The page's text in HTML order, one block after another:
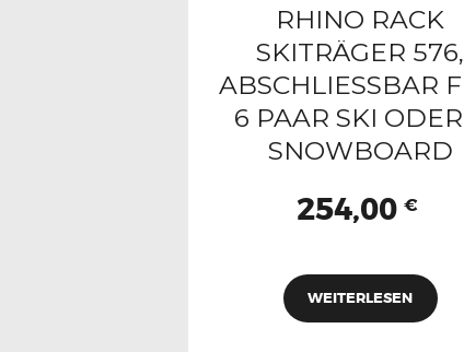
RHINO RACK
SKITRÄGER 576,
ABSCHLIESSBAR
6 PAAR SKI
SNOWBOARD
254,00€
WEITERLESEN